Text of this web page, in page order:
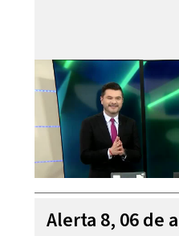
Alerta 8, 06 de